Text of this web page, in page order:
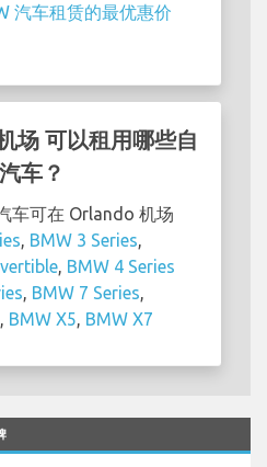
汽车租赁的最优惠价
场 可以租用哪些自
车？
车可在 Orlando 机场
BMW 3 Series
BMW 4 Series
BMW 7 Series
BMW X5 BMW X7